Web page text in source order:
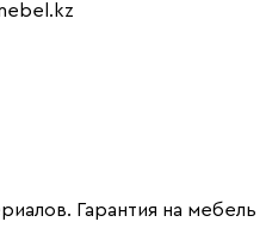
Гарантия на мебель